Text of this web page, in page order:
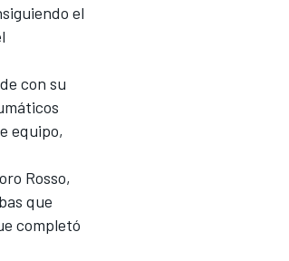
el
con su
equipo,
Rosso,
que
completó